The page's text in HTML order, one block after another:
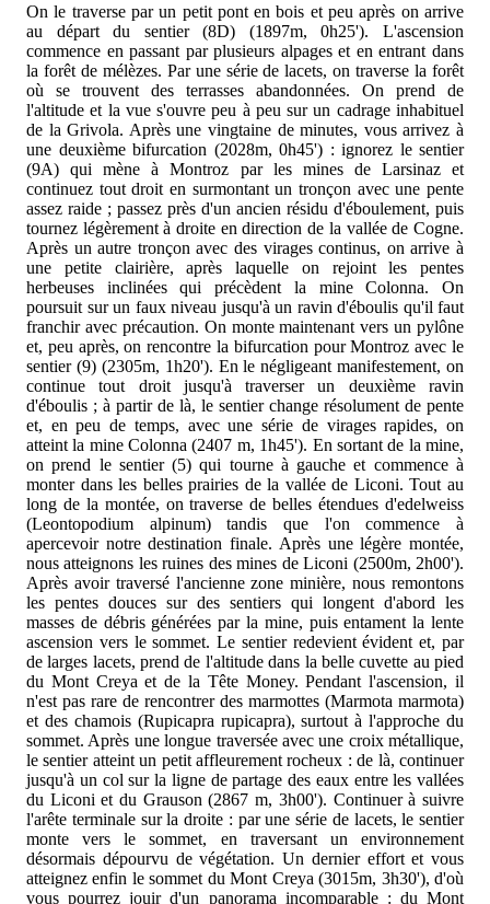
On le traverse par un petit pont en bois et peu après on arrive
au départ du sentier (8D) (1897m, 0h25'). L'ascension
commence en passant par plusieurs alpages et en entrant dans
la forêt de mélèzes. Par une série de lacets, on traverse la forêt
où se trouvent des terrasses abandonnées. On prend de
l'altitude et la vue s'ouvre peu à peu sur un cadrage inhabituel
de la Grivola. Après une vingtaine de minutes, vous arrivez à
une deuxième bifurcation (2028m, 0h45') : ignorez le sentier
(9A) qui mène à Montroz par les mines de Larsinaz et
continuez tout droit en surmontant un tronçon avec une pente
assez raide ; passez près d'un ancien résidu d'éboulement, puis
tournez légèrement à droite en direction de la vallée de Cogne.
Après un autre tronçon avec des virages continus, on arrive à
une petite clairière, après laquelle on rejoint les pentes
herbeuses inclinées qui précèdent la mine Colonna. On
poursuit sur un faux niveau jusqu'à un ravin d'éboulis qu'il faut
franchir avec précaution. On monte maintenant vers un pylône
et, peu après, on rencontre la bifurcation pour Montroz avec le
sentier (9) (2305m, 1h20'). En le négligeant manifestement, on
continue tout droit jusqu'à traverser un deuxième ravin
d'éboulis ; à partir de là, le sentier change résolument de pente
et, en peu de temps, avec une série de virages rapides, on
atteint la mine Colonna (2407 m, 1h45'). En sortant de la mine,
on prend le sentier (5) qui tourne à gauche et commence à
monter dans les belles prairies de la vallée de Liconi. Tout au
long de la montée, on traverse de belles étendues d'edelweiss
(Leontopodium alpinum) tandis que l'on commence à
apercevoir notre destination finale. Après une légère montée,
nous atteignons les ruines des mines de Liconi (2500m, 2h00').
Après avoir traversé l'ancienne zone minière, nous remontons
les pentes douces sur des sentiers qui longent d'abord les
masses de débris générées par la mine, puis entament la lente
ascension vers le sommet. Le sentier redevient évident et, par
de larges lacets, prend de l'altitude dans la belle cuvette au pied
du Mont Creya et de la Tête Money. Pendant l'ascension, il
n'est pas rare de rencontrer des marmottes (Marmota marmota)
et des chamois (Rupicapra rupicapra), surtout à l'approche du
sommet. Après une longue traversée avec une croix métallique,
le sentier atteint un petit affleurement rocheux : de là, continuer
jusqu'à un col sur la ligne de partage des eaux entre les vallées
du Liconi et du Grauson (2867 m, 3h00'). Continuer à suivre
l'arête terminale sur la droite : par une série de lacets, le sentier
monte vers le sommet, en traversant un environnement
désormais dépourvu de végétation. Un dernier effort et vous
atteignez enfin le sommet du Mont Creya (3015m, 3h30'), d'où
vous pourrez jouir d'un panorama incomparable : du Mont